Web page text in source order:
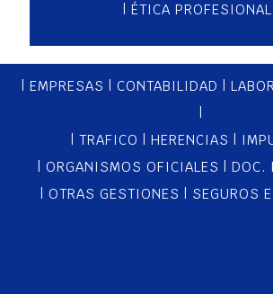
ÉTICA PROFESIONAL
EMPRESAS CONTABILIDAD
TRAFICO HERENCIAS
ORGANISMOS OFICIALES DOC.
OTRAS GESTIONES SEGUROS